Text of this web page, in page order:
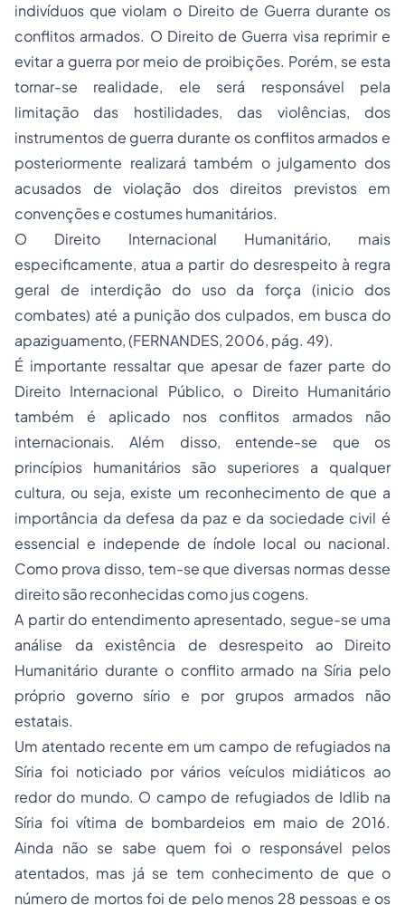
indivíduos que violam o Direito de Guerra durante os
conflitos armados. O Direito de Guerra visa reprimir e
evitar a guerra por meio de proibições. Porém, se esta
tornar-se realidade, ele será responsável pela
limitação das hostilidades, das violências, dos
instrumentos de guerra durante os conflitos armados e
posteriormente realizará também o julgamento dos
acusados de violação dos direitos previstos em
convenções e costumes humanitários.
O Direito Internacional Humanitário, mais
especificamente, atua a partir do desrespeito à regra
geral de interdição do uso da força (inicio dos
combates) até a punição dos culpados, em busca do
apaziguamento, (FERNANDES, 2006, pág. 49).
É importante ressaltar que apesar de fazer parte do
Direito Internacional Público, o Direito Humanitário
também é aplicado nos conflitos armados não
internacionais. Além disso, entende-se que os
princípios humanitários são superiores a qualquer
cultura, ou seja, existe um reconhecimento de que a
importância da defesa da paz e da sociedade civil é
essencial e independe de índole local ou nacional.
Como prova disso, tem-se que diversas normas desse
direito são reconhecidas como jus cogens.
A partir do entendimento apresentado, segue-se uma
análise da existência de desrespeito ao Direito
Humanitário durante o conflito armado na Síria pelo
próprio governo sírio e por grupos armados não
estatais.
Um atentado recente em um campo de refugiados na
Síria foi noticiado por vários veículos midiáticos ao
redor do mundo. O campo de refugiados de Idlib na
Síria foi vítima de bombardeios em maio de 2016.
Ainda não se sabe quem foi o responsável pelos
atentados, mas já se tem conhecimento de que o
número de mortos foi de pelo menos 28 pessoas e os